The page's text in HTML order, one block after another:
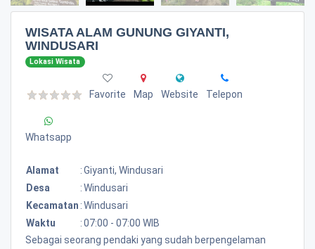
WISATA ALAM GUNUNG GIYANTI,
WINDUSARI
Lokasi Wisata
Favorite Map Website Telepon
Whatsapp
Alamat :Giyanti, Windusari
Desa
:Windusari
Kecamatan :Windusari
Waktu
:07:00 - 07:00 WIB
Sebagai seorang pendaki yang sudah berpengelaman